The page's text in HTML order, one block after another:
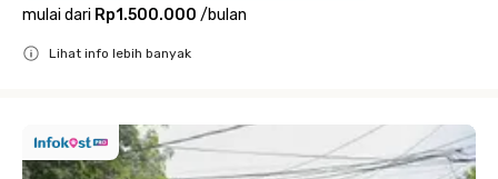
mulai dari Rp1.500.000 /bulan
Lihat info lebih banyak